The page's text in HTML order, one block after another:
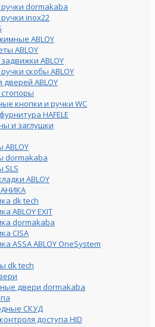
dormakaba
inox22
ABLOY
ABLOY
ABLOY
скобы ABLOY
дверей ABLOY
кнопки и ручки WC
HAFELE
и заглушки
dormakaba
SLS
ABLOY
dk tech
ABLOY EXIT
dormakaba
СISA
ASSA ABLOY OneSystem
dk tech
двери dormakaba
СКУД
доступа HID